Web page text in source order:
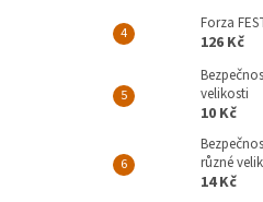
Forza
126 Kč
velikosti
10 Kč
různé
14 Kč